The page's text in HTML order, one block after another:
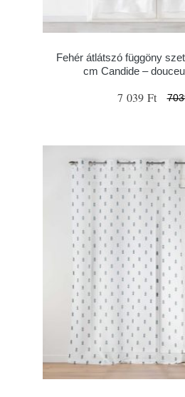
Fehér átlátszó függöny
cm Candide –
7 039 Ft